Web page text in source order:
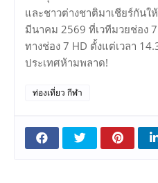
และชาวต่างชาติมาเชียร์กันใ
มีนาคม 2569 ที่เวทีมวยช่อง
ทางช่อง 7 HD ตั้งแต่เวลา
ประเทศห้ามพลาด!
ท่องเที่ยว กีฬา